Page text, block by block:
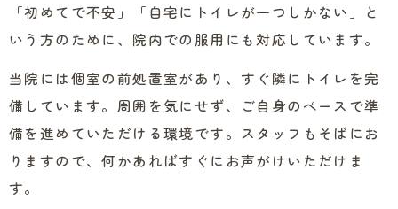
「初めてで不安」「自宅にトイレが一つしかない」と
いう方のために、院内での服用にも対応しています。
当院には個室の前処置室があり、すぐ隣にトイレを完
備しています。周囲を気にせず、ご自身のペースで準
備を進めていただける環境です。スタッフもそばにお
りますので、何かあればすぐにお声がけいただけま
す。